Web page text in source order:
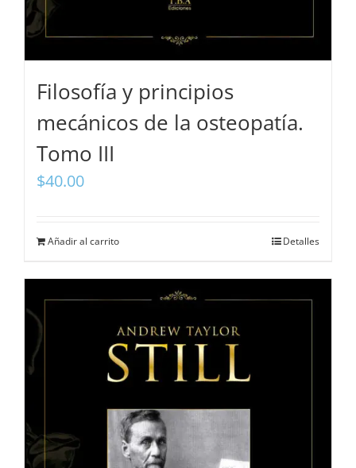
Filosofía y principios
mecánicos de la osteopatía.
Tomo III
$40.00
Añadir al carrito Detalles